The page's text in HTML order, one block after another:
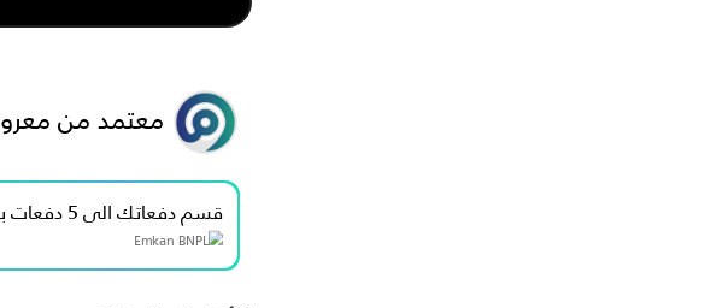
معتمد من
قسم دفعاتك الى 5 دفعات بدون فوائد بقيمة 100.00 ﷼